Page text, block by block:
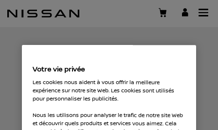
au
Votre vie privée
Les cookies nous aident à vous offrir la meilleure
expérience sur notre site Web. Les cookies sont utilisés
pour personnaliser les publicités.
Nous les utilisons pour analyser le trafic de notre site Web
et découvrir quels produits et services vous aimez. Cela